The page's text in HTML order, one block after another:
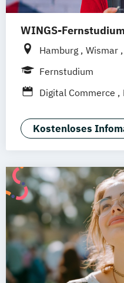
WINGS-Fernstudium
Hamburg Wismar
Leipzig
Frankfurt
Nürnberg
Fernstudium
Digital Commerce
Kostenloses